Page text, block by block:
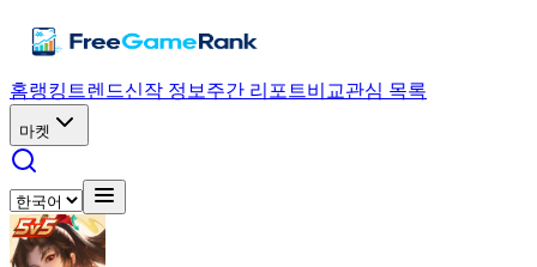
홈랭킹 트렌드신작 정보 주간 리포트비교관심 목록
마켓